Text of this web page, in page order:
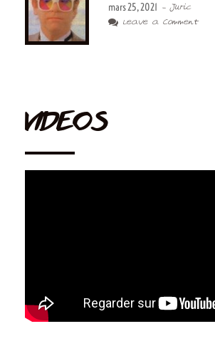
mars 25, 2021 - Juric
Leave a Comment
VIDEOS